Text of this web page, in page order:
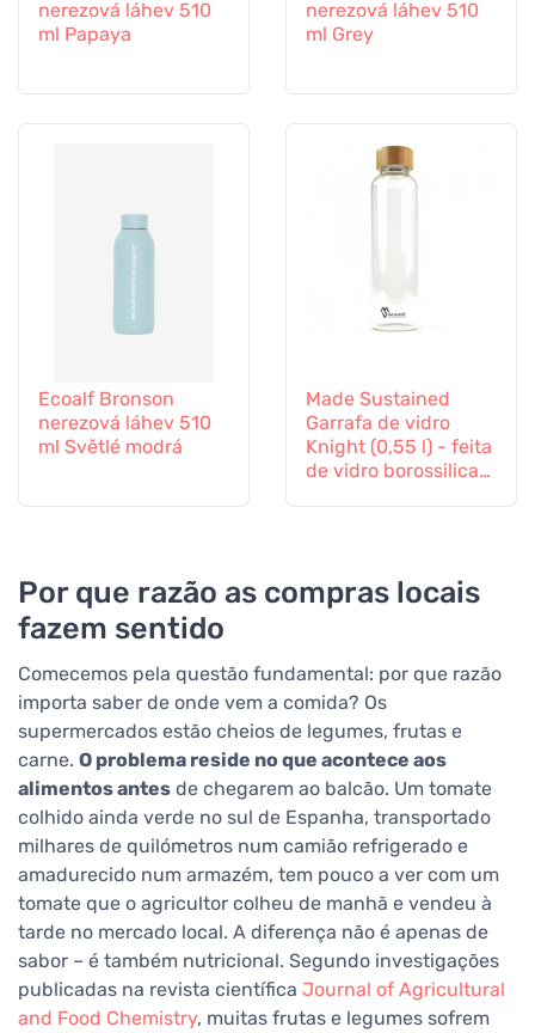
nerezová láhev 510
ml Papaya
nerezová láhev 510
ml Grey
Ecoalf Bronson
nerezová láhev 510
ml Světlé modrá
Made Sustained
Garrafa de vidro
Knight (0,55 l) - feita
de vidro borossilicato
Por que razão as compras locais
fazem sentido
Comecemos pela questão fundamental: por que razão
importa saber de onde vem a comida? Os
supermercados estão cheios de legumes, frutas e
carne. O problema reside no que acontece aos
alimentos antes de chegarem ao balcão. Um tomate
colhido ainda verde no sul de Espanha, transportado
milhares de quilómetros num camião refrigerado e
amadurecido num armazém, tem pouco a ver com um
tomate que o agricultor colheu de manhã e vendeu à
tarde no mercado local. A diferença não é apenas de
sabor – é também nutricional. Segundo investigações
publicadas na revista científica Journal of Agricultural
and Food Chemistry, muitas frutas e legumes sofrem